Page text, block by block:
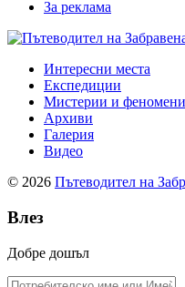
За реклама
Интересни места
Експедиции
Мистерии и феномени
Архиви
Галерия
Видео
© 2026 Пътеводител на
Влез
Добре дошъл